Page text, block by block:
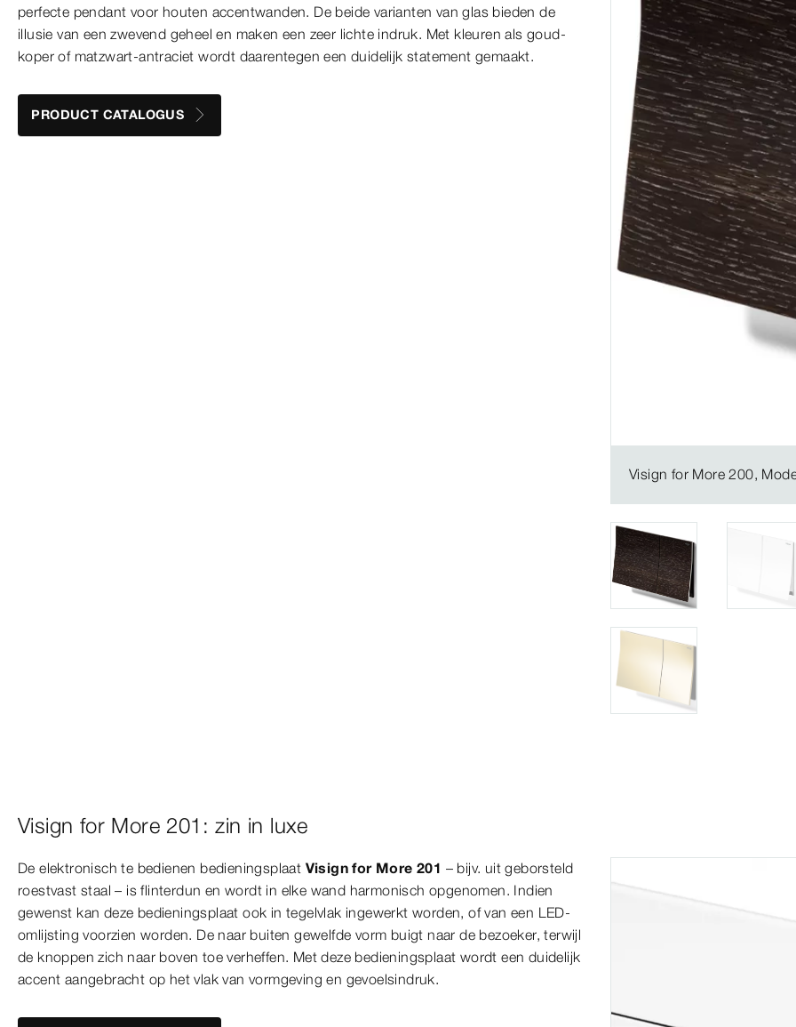
perfecte pendant voor houten accentwanden. De beide varianten van glas bieden de
illusie van een zwevend geheel en maken een zeer lichte indruk. Met kleuren als goud-
koper of matzwart-antraciet wordt daarentegen een duidelijk statement gemaakt.
PRODUCT CATALOGUS
Visign for More 200,
Visign for More 201: zin in luxe
De elektronisch te bedienen bedieningsplaat Visign for More 201 – bijv. uit geborsteld
roestvast staal – is flinterdun en wordt in elke wand harmonisch opgenomen. Indien
gewenst kan deze bedieningsplaat ook in tegelvlak ingewerkt worden, of van een LED-
omlijsting voorzien worden. De naar buiten gewelfde vorm buigt naar de bezoeker, terwijl
de knoppen zich naar boven toe verheffen. Met deze bedieningsplaat wordt een duidelijk
accent aangebracht op het vlak van vormgeving en gevoelsindruk.